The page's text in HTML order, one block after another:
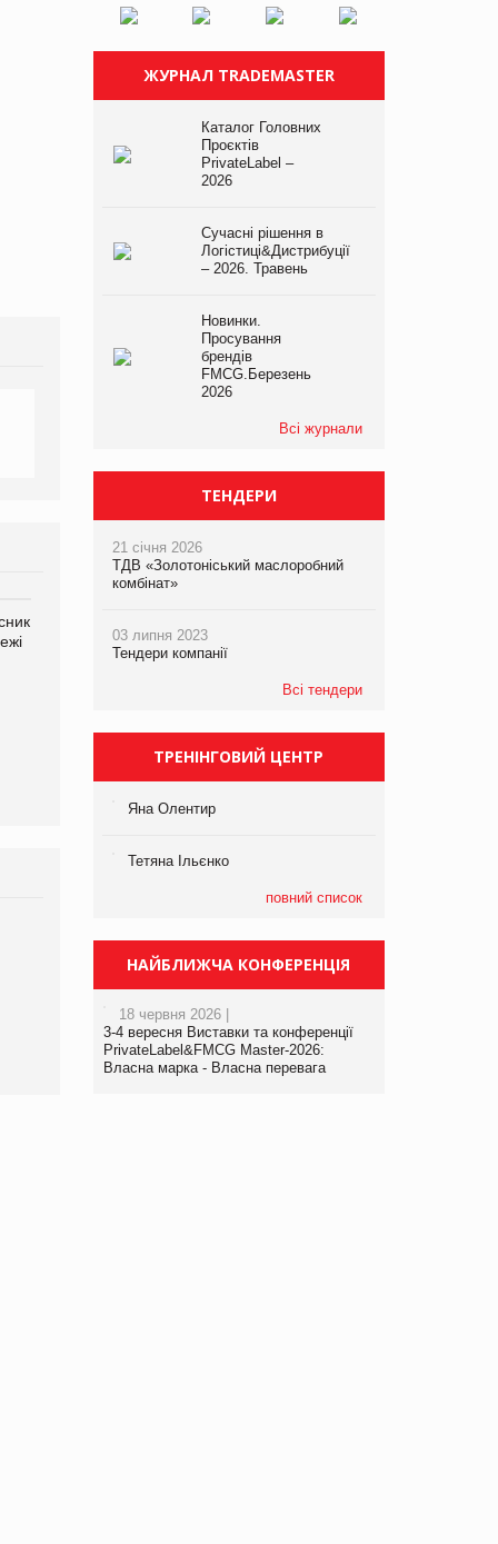
Файно маркет Директор
департаменту з
ЖУРНАЛ TRADEMASTER
Каталог Головних
Проєктів
PrivateLabel –
2026
Сучасні рішення в
Логістиці&Дистрибуції
– 2026. Травень
Новинки.
Просування
брендів
FMCG.Березень
2026
Всі журнали
ТЕНДЕРИ
21 січня 2026
ТДВ «Золотоніський маслоробний
комбінат»
03 липня 2023
Тендери компанії
Всі тендери
ТРЕНІНГОВИЙ ЦЕНТР
Яна Олентир
Тетяна Ільєнко
повний список
НАЙБЛИЖЧА КОНФЕРЕНЦІЯ
18 червня 2026 |
3-4 вересня Виставки та конференції
PrivateLabel&FMCG Master-2026:
Власна марка - Власна перевага